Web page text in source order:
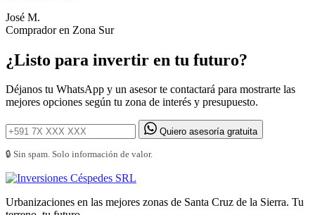
José M.
Comprador en Zona Sur
¿Listo para invertir en tu futuro?
Déjanos tu WhatsApp y un asesor te contactará para mostrarte las
mejores opciones según tu zona de interés y presupuesto.
Quiero asesoría gratuita
🔒 Sin spam. Solo información de valor.
Urbanizaciones en las mejores zonas de Santa Cruz de la Sierra. Tu